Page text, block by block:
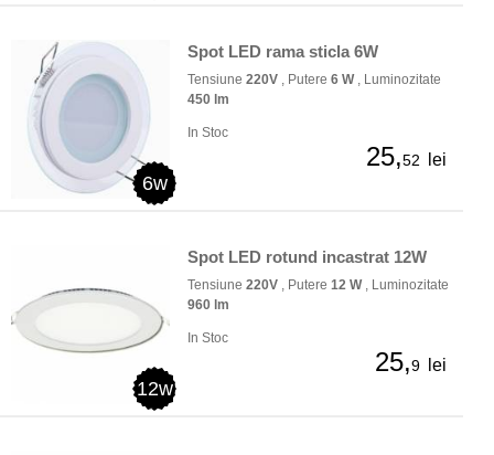
6w
Spot LED rama sticla 6W
Tensiune 220V , Putere 6 W, Luminozitate
450 lm
In Stoc
25,52 lei
12w
Spot LED rotund incastrat 12W
Tensiune 220V , Putere 12 W, Luminozitate
960 lm
In Stoc
25,9 lei